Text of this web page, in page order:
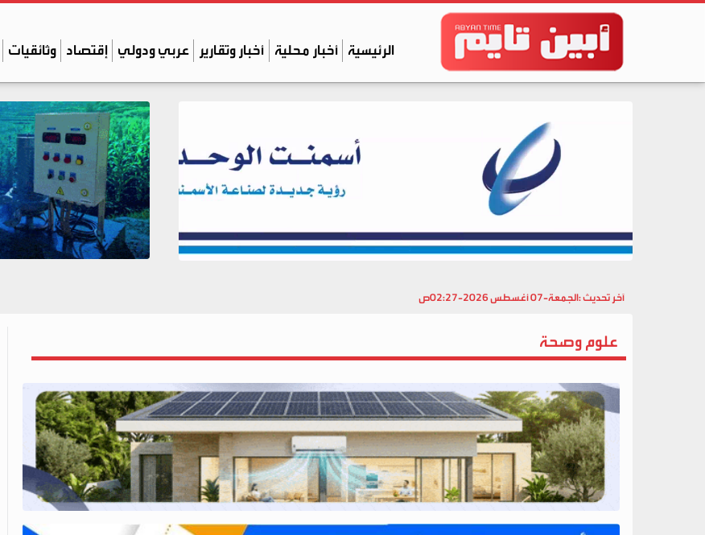
الرئيسية أخبار محلية أخبار وتقارير عربي ودولي إقتصاد وثائقيات
آخر تحديث :الجمعة-07 أغسطس 2026-02:27ص
علوم وصحة